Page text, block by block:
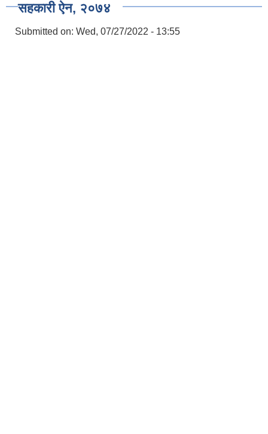
सहकारी ऐन, २०७४
Submitted on: Wed, 07/27/2022 - 13:55